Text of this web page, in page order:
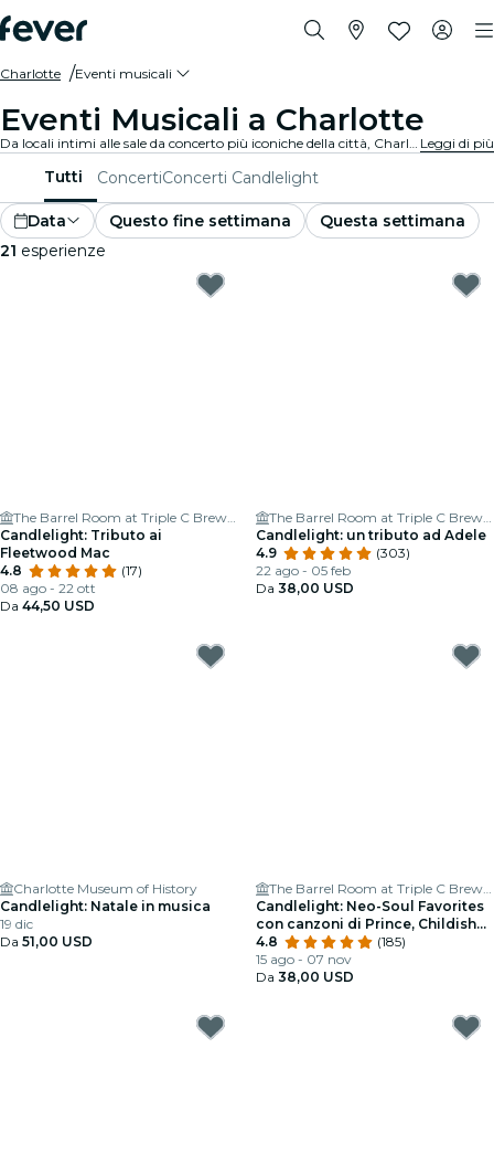
Charlotte Eventi musicali
Eventi Musicali a Charlotte
Da locali intimi alle sale da concerto più iconiche della città, Charlotte offre una vasta gamma di eventi per soddisfare ogni gusto e stile. Leggi di più
Tutti ConcertiConcerti Candlelight
Data Questo fine settimana
Questa settimana
21 esperienze
The Barrel Room at Triple C Brewing
Candlelight: Tributo ai
Fleetwood Mac
4.8
(17)
08 ago - 22 ott
Da 44,50 USD
The Barrel Room at Triple C Brewing
Candlelight: un tributo ad Adele
4.9
(303)
22 ago - 05 feb
Da 38,00 USD
Charlotte Museum of History
Candlelight: Natale in musica
19 dic
Da 51,00 USD
The Barrel Room at Triple C Brewing
Candlelight: Neo-Soul Favorites
con canzoni di Prince, Childish
Gambino e altri
4.8
(185)
15 ago - 07 nov
Da 38,00 USD